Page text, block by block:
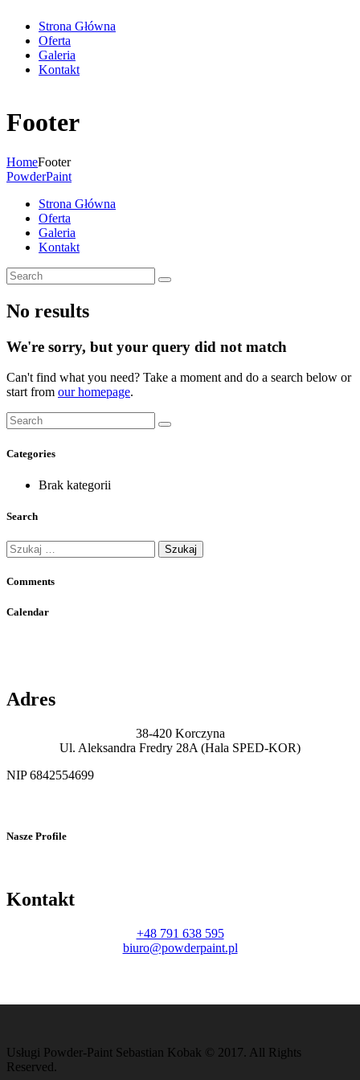
Strona Główna
Oferta
Galeria
Kontakt
Footer
HomeFooter
PowderPaint
Strona Główna
Oferta
Galeria
Kontakt
No results
We're sorry, but your query did not match
Can't find what you need? Take a moment and do a search below or
start from our homepage.
Categories
Brak kategorii
Search
Szukaj:
Comments
Calendar
Adres
38-420 Korczyna
Ul. Aleksandra Fredry 28A (Hala SPED-KOR)
NIP 6842554699
Nasze Profile
Kontakt
+48 791 638 595
biuro@powderpaint.pl
Usługi Powder-Paint Sebastian Kobak © 2017. All Rights
Reserved.